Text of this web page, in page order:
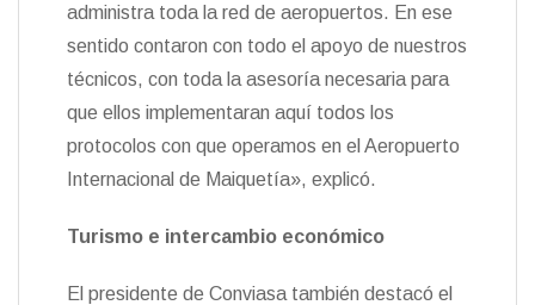
administra toda la red de aeropuertos. En ese
sentido contaron con todo el apoyo de nuestros
técnicos, con toda la asesoría necesaria para
que ellos implementaran aquí todos los
protocolos con que operamos en el Aeropuerto
Internacional de Maiquetía», explicó.
Turismo e intercambio económico
El presidente de Conviasa también destacó el